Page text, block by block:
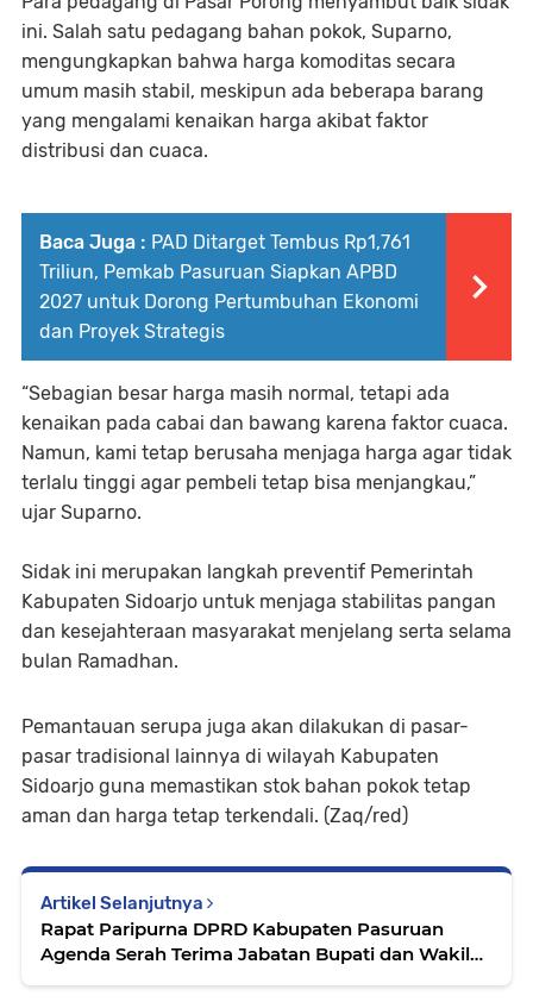
ini. Salah satu pedagang bahan pokok, Suparno,
mengungkapkan bahwa harga komoditas secara
umum masih stabil, meskipun ada beberapa barang
yang mengalami kenaikan harga akibat faktor
distribusi dan cuaca.
Baca Juga : PAD Ditarget Tembus Rp1,761
Triliun, Pemkab Pasuruan Siapkan APBD
2027 untuk Dorong Pertumbuhan Ekonomi
dan Proyek Strategis
“Sebagian besar harga masih normal, tetapi ada
kenaikan pada cabai dan bawang karena faktor cuaca.
Namun, kami tetap berusaha menjaga harga agar tidak
terlalu tinggi agar pembeli tetap bisa menjangkau,”
ujar Suparno.
Sidak ini merupakan langkah preventif Pemerintah
Kabupaten Sidoarjo untuk menjaga stabilitas pangan
dan kesejahteraan masyarakat menjelang serta selama
bulan Ramadhan.
Pemantauan serupa juga akan dilakukan di pasar-
pasar tradisional lainnya di wilayah Kabupaten
Sidoarjo guna memastikan stok bahan pokok tetap
aman dan harga tetap terkendali. (Zaq/red)
Artikel Selanjutnya
Rapat Paripurna DPRD Kabupaten Pasuruan
Agenda Serah Terima Jabatan Bupati dan Wakil